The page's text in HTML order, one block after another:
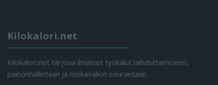
Kilokalori.net
Kilokalori.net tarjoaa ilmaiset työkalut laihduttamiseen,
painonhallintaan ja ruokavalion seurantaan.